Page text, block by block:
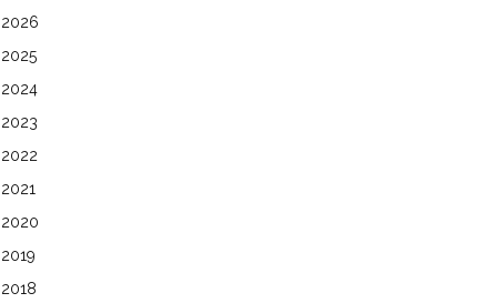
2026
2025
2024
2023
2022
2021
2020
2019
2018